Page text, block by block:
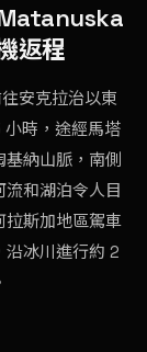
返程
安克拉治以東
時，途經馬塔
納山脈，南側
和湖泊令人目
拉斯加地區駕車
沿冰川進行約 2